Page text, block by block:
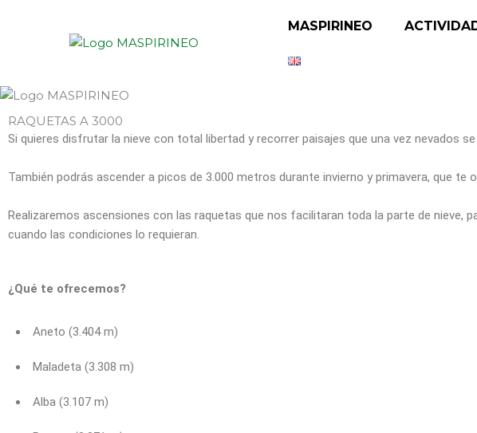
MASPIRINEO
RAQUETAS A 3000
Si quieres disfrutar la nieve con total libertad y recorrer paisajes que una vez nevados
También podrás ascender a picos de 3.000 metros durante invierno y primavera, que
Realizaremos ascensiones con las raquetas que nos facilitaran toda la parte de nieve,
cuando las condiciones lo requieran.
¿Qué te ofrecemos?
Aneto (3.404 m)
Maladeta (3.308 m)
Alba (3.107 m)